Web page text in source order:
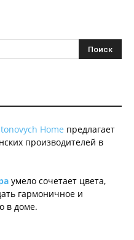
Home предлагает
производителей в
умело сочетает цвета,
гармоничное и
в доме.